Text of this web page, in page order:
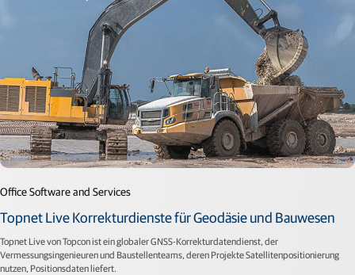
Office Software and Services
Topnet Live Korrekturdienste für Geodäsie und Bauwesen
Topnet Live von Topcon ist ein globaler GNSS-Korrekturdatendienst, der
Vermessungsingenieuren und Baustellenteams, deren Projekte Satellitenpositionierung
nutzen, Positionsdaten liefert.